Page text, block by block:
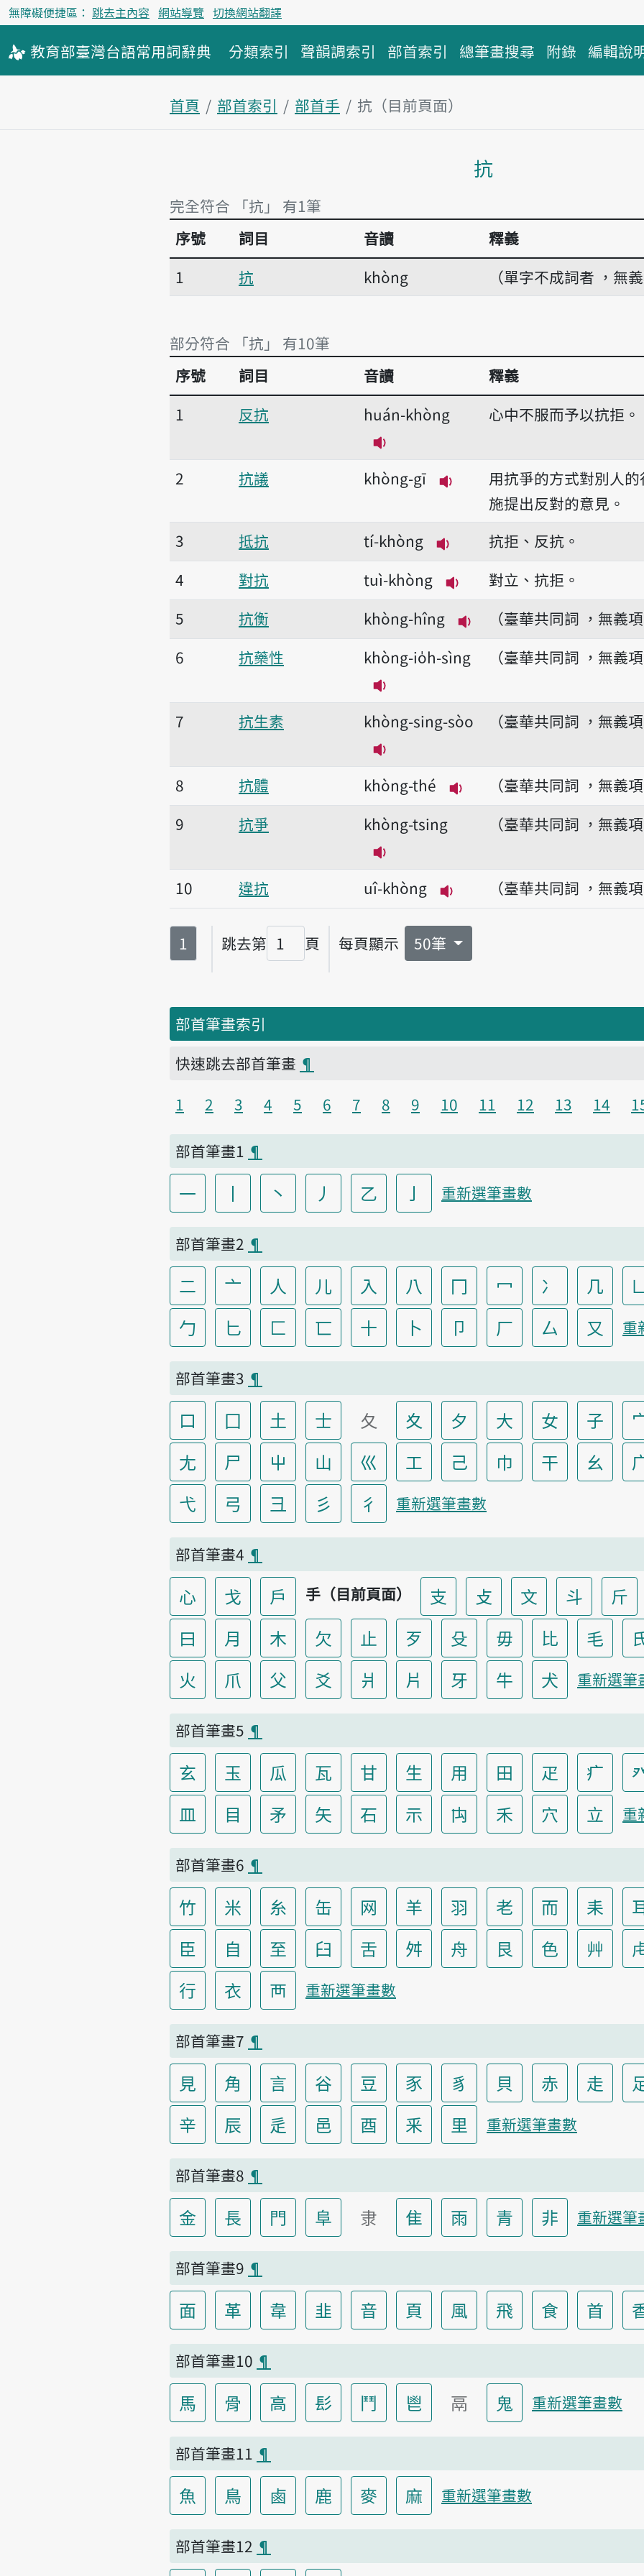
無障礙便捷區： 跳去主內容 網站導覽 切換網站翻譯
教育部臺灣台語常用詞辭典 分類索引 聲韻調索引 部首索引 總筆畫搜尋 附錄 編輯說
首頁 部首索引 部首手
抗（目前頁面）
抗
完全符合 「抗」 有1筆
完全符合 「抗」 有1筆
序號 詞目 音讀
釋義
1
抗 khòng （單字不成詞者 ，無義
部分符合 「抗」 有10筆
部分符合 「抗」 有10筆
序號 詞目 音讀
釋義
1
反抗 huán-khòng
播放音讀huán-khòng
心中不服而予以抗拒。
2 抗議
khòng-gī
播放音讀khòng-gī
用抗爭的方式對別人
施提出反對的意見。
3
抵抗
tí-khòng
播放音讀tí-khòng
抗拒、反抗。
4
對抗
tuì-khòng
播放音讀tuì-khòng
對立、抗拒。
5
抗衡
khòng-hîng
播放音讀khòng-hîng
（臺華共同詞 ，無義項
6
抗藥性 khòng-io̍h-sìng
播放音讀khòng-io̍h-sìng
（臺華共同詞 ，無義項
7 抗生素 khòng-sing-sòo
播放音讀khòng-sing-sòo
（臺華共同詞 ，無義項
8 抗體
khòng-thé
播放音讀khòng-thé
（臺華共同詞 ，無義項
9
抗爭 khòng-tsing
播放音讀khòng-tsing
（臺華共同詞 ，無義項
10 違抗
uî-khòng
播放音讀uî-khòng
（臺華共同詞 ，無義項
第
1 跳去第
頁碼
頁 每頁顯示 50筆
部首筆畫索引
快速跳去部首筆畫 ¶
1
2 3 4 5 6 7 8 9 10 11 12 13 14
部首筆畫1 ¶
一 丨 丶 丿 乙 亅 重新選筆畫數
部首筆畫2 ¶
二 亠 人 儿 入 八 冂 冖 冫 几
勹
匕 匚 匸 十 卜 卩 厂 厶 又 重
部首筆畫3 ¶
口 囗 土 士 夂 夊 夕 大 女 子
尢
尸 屮 山 巛 工 己 巾 干 幺
弋
弓 彐 彡 彳 重新選筆畫數
部首筆畫4 ¶
心 戈 戶 手（目前頁面） 支 攴 文 斗 斤
曰
月 木 欠 止 歹 殳 毋 比 毛
火
爪 父 爻 爿 片 牙 牛 犬 重新選筆
部首筆畫5 ¶
玄 玉 瓜 瓦 甘 生 用 田 疋 疒
皿
目 矛 矢 石 示 禸 禾 穴 立 重
部首筆畫6 ¶
竹 米 糸 缶 网 羊 羽 老 而 耒
臣
自 至 臼 舌 舛 舟 艮 色 艸
行
衣 襾 重新選筆畫數
部首筆畫7 ¶
見 角 言 谷 豆 豕 豸 貝 赤 走
辛
辰 辵 邑 酉 釆 里 重新選筆畫數
部首筆畫8 ¶
金 長 門 阜 隶 隹 雨 青 非 重新選筆
部首筆畫9 ¶
面 革 韋 韭 音 頁 風 飛 食 首
部首筆畫10 ¶
馬 骨 高 髟 鬥 鬯 鬲 鬼 重新選筆畫數
部首筆畫11 ¶
魚 鳥 鹵 鹿 麥 麻 重新選筆畫數
部首筆畫12 ¶